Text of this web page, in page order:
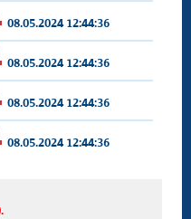
08.05.2024 12:44:36
08.05.2024 12:44:36
08.05.2024 12:44:36
08.05.2024 12:44:36